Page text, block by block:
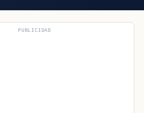
PUBLICIDAD